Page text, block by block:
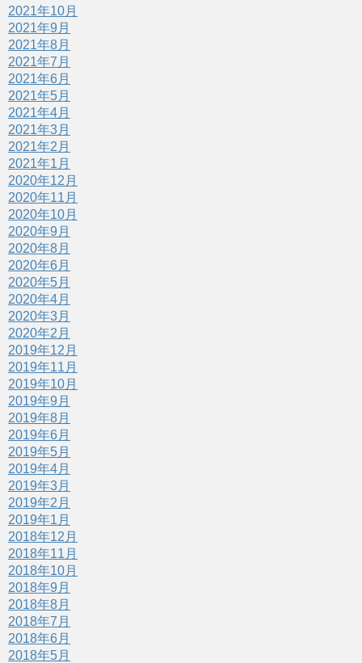
2021年10月
2021年9月
2021年8月
2021年7月
2021年6月
2021年5月
2021年4月
2021年3月
2021年2月
2021年1月
2020年12月
2020年11月
2020年10月
2020年9月
2020年8月
2020年6月
2020年5月
2020年4月
2020年3月
2020年2月
2019年12月
2019年11月
2019年10月
2019年9月
2019年8月
2019年6月
2019年5月
2019年4月
2019年3月
2019年2月
2019年1月
2018年12月
2018年11月
2018年10月
2018年9月
2018年8月
2018年7月
2018年6月
2018年5月